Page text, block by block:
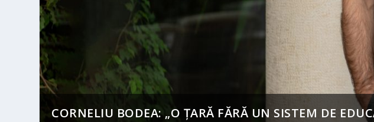
CORNELIU BODEA: „O ȚARĂ FĂRĂ UN SISTEM DE